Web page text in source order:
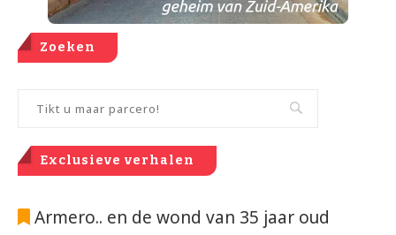
Zoeken
Exclusieve verhalen
Armero.. en de wond van 35 jaar oud